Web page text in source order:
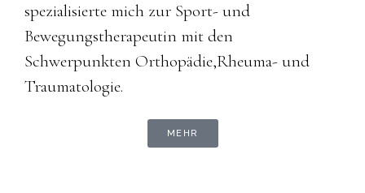
spezialisierte mich zur Sport- und
Bewegungstherapeutin mit den
Schwerpunkten Orthopädie, ​Rheuma- und
Traumatologie.
MEHR